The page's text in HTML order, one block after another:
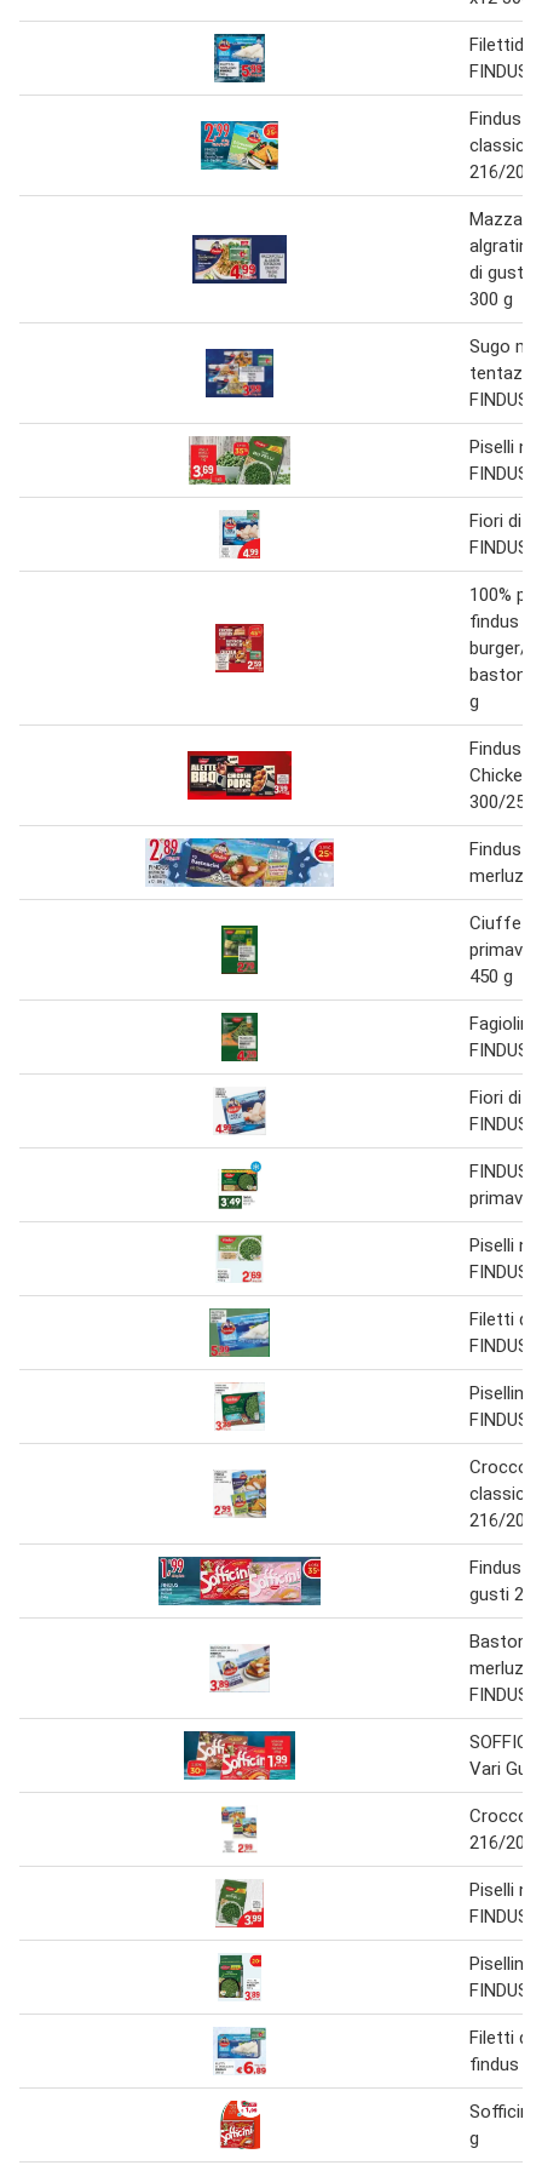
Filettidi
FINDUS
Findus
216/200
algratin
di gusto
300 g
Sugo
FINDUS
Piselli
FINDUS
Fiori di
FINDUS
100%
findus
burger/
g
Findus
Chicken
300/250
Findus
Ciuffetti
450 g
Fagiolini
FINDUS
Fiori di
FINDUS
FINDUS
Piselli
FINDUS
Filetti di
FINDUS
Pisellini
FINDUS
216/200
Findus
gusti
FINDUS
Vari
216/200
Piselli
FINDUS
Pisellini
FINDUS
Filetti di
findus
Sofficini
g